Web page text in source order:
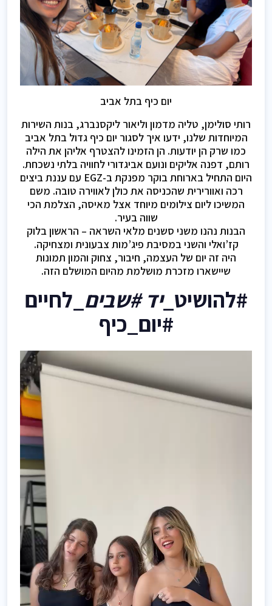
יום כיף בתל אביב
רותי סולימן, טליה מדמון וליאור ליקסנברג, בנות השירות
המיוחדות שלנו, ידעו איך לסגור יום כיף גדול בתל אביב
כמו שרק הן יודעות. הן הזמינו להצטרף אליהן את הילה
רותם, דפנה אליקים ונועם אביגדורי לחוויה בלתי נשכחת.
היום התחיל בארוחת בוקר מפנקת ב-EGZ עם עננת ביצים
רכה ואוורירית שהכניסה את כולן לאווירה טובה. משם
המשיכו ליום צילומים מיוחד אצל מאיסה, הצלמת הכי
שווה בעיר.
הבנות נהנו משני סשנים מלאי השראה – הראשון בלוק
קז’ואלי והשני במסיבת פיג’מות צבעונית ומצחיקה.
היה זה יום של העצמה, חיבור, צחוק והמון תמונות
שיישארו מזכרת מושלמת מהיום המושלם הזה.
#להושיט_יד #שבים _לחיים
#יום_כיף